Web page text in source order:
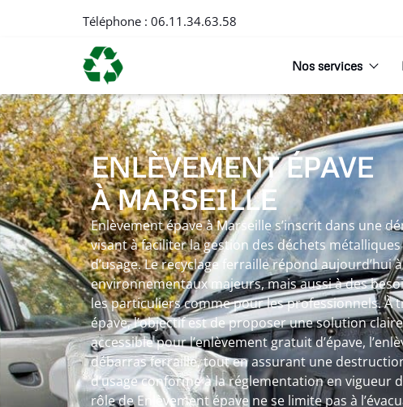
Téléphone : 06.11.34.63.58
Nos services
ENLÈVEMENT ÉPAVE
À MARSEILLE
Enlèvement épave à Marseille s’inscrit dans une
visant à faciliter la gestion des déchets
d’usage. Le recyclage ferraille répond aujourd’hui
environnementaux majeurs, mais aussi à des
les particuliers comme pour les professionnels. À
épave, l’objectif est de proposer une solution
accessible pour l’enlèvement gratuit d’épave,
débarras ferraille, tout en assurant une
d’usage conforme à la réglementation en vigueur
rôle de Enlèvement épave ne se limite pas à